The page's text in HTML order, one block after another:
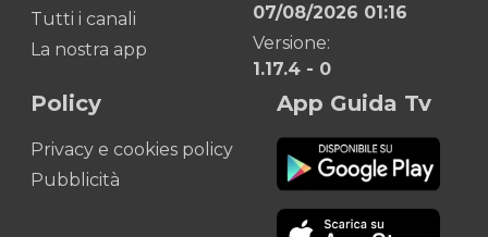
Tutti i canali
La nostra app
07/08/2026 01:16
Versione:
1.17.4 - 0
Policy
Privacy e cookies policy
Pubblicità
App Guida Tv